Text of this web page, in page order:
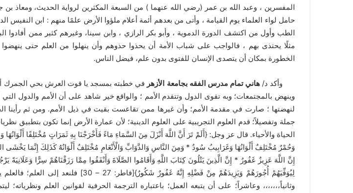
المفسرين ، وعبد الله بن عمر (رضي الله عنهما ) من السبعة المكثرين لرواية الحديث، ومعاذ
حامل لواء العلماء يوم القيامة ، وأتى من بعدهم أئمة أعلام ملؤوا الأرض علمًا منهم : ابن النفيس
الطب وأول من اكتشف الدورة الدموية ، وأبو بكر الرازي ، وابن سينا، وغيرهم كثير ممن أفادوا
مثلًا يحتذى بهم ، فالواجب على شباب الأمة أن يحذوا حذوهم وأن ينهلوا من العلم حتى
الخطورة بمكان أن يتصدى الإنسان للفتوى بدون علم، فيضل الناس.
وأكد د/ هاني تمام مدرس الفقه بجامعة الأزهر في خطبته بمسجد يا قوت العرش بحي الجمرك أن
وينهض بالمجتمعات؛ وبه تقوى الدول وتتقدم الأمم ؛ والواقع خير شاهد على أن الأمم والدول التي
لنهضتها ؛ صارت في مقدمة الأمم؛ وأن غيرها ممن تقاعست بقيت في ذيل الأمم. ومن ثم رأينا
جملة وتفصيلاً؛ قدم العلوم التجريبية على العلوم الدينية؛ لأن عمارة الأرض إنما تكون بتطبيق
الحياة والأحياء. قال عز وجل: {أَلَمْ تَرَ أَنَّ اللَّهَ أَنْزَلَ مِنَ السَّمَاءِ مَاءً فَأَخْرَجْنَا بِهِ ثَمَرَاتٍ مُخْتَلِفًا
وَحُمْرٌ مُخْتَلِفٌ أَلْوَانُهَا وَغَرَابِيبُ سُودٌ * وَمِنَ النَّاسِ وَالدَّوَابِّ وَالْأَنْعَامِ مُخْتَلِفٌ أَلْوَانُهُ كَذَلِكَ إِنَّمَا يَخْشَى
إِنَّ اللَّهَ عَزِيزٌ غَفُورٌ * إِنَّ الَّذِينَ يَتْلُونَ كِتَابَ اللَّهِ وَأَقَامُوا الصَّلَاةَ وَأَنْفَقُوا مِمَّا رَزَقْنَاهُمْ سِرًّا وَعَلَانِيَةً
لِيُوَفِّيَهُمْ أُجُورَهُمْ وَيَزِيدَهُمْ مِنْ فَضْلِهِ إِنَّهُ غَفُورٌ شَكُورٌ}[فاطر: 27 –
وثانياً،،،،،،، وعاشراً؛ على أن يتبعه العمل؛ باعتباره الترجمة الحرفية لقوانين العلم ونظرياته؛